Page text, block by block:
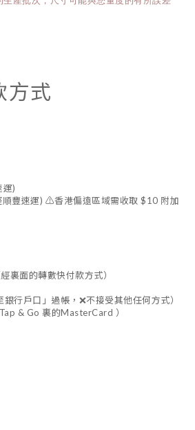
方式
運)
豐速運) ⚠️香港偏遠區域需收取 $10 附加
裏面的轉數快付款方式）
行戶口」過帳，❌不接受其他任何方式）
& Go 裏的MasterCard ）